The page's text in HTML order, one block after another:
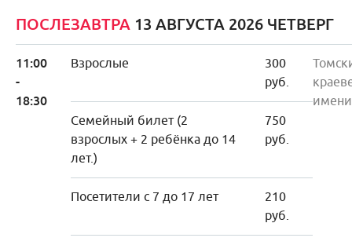
ПОСЛЕЗАВТРА 13 АВГУСТА 2026 ЧЕТВЕРГ
11:00
-
18:30
Взрослые
300
руб.
Семейный билет (2
взрослых + 2 ребёнка до 14
лет.)
750
руб.
Посетители с 7 до 17 лет
210
руб.